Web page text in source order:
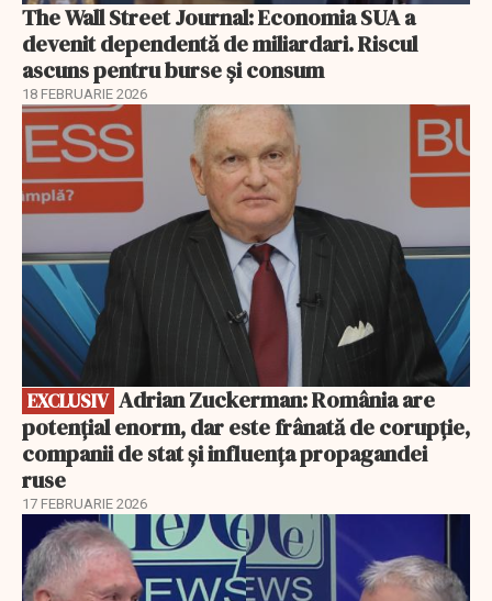
The Wall Street Journal: Economia SUA a
devenit dependentă de miliardari. Riscul
ascuns pentru burse și consum
18 FEBRUARIE 2026
EXCLUSIV
EXCLUSIV
potențial enorm, dar este frânată de corupție,
companii de stat și influența propagandei
ruse
17 FEBRUARIE 2026
EXCLUSIV